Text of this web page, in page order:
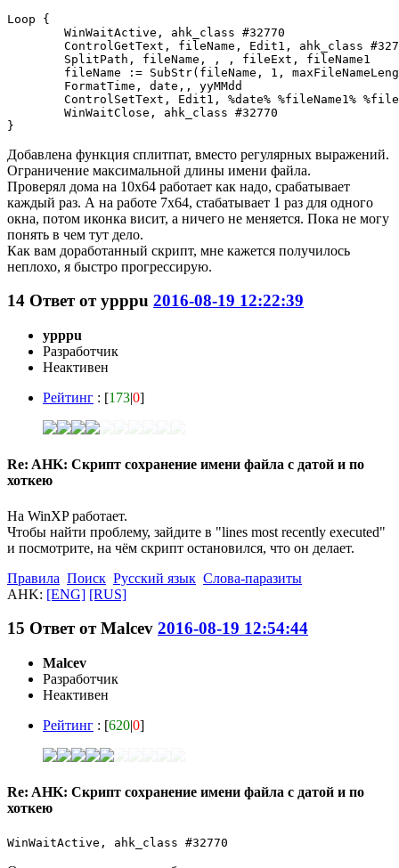
Loop {
Добавлена функция сплитпат, вместо регулярных выражений.
Ограничение максимальной длины имени файла.
Проверял дома на 10х64 работает как надо, срабатывает
каждый раз. А на работе 7х64, стабатывает 1 раз для одного
окна, потом иконка висит, а ничего не меняется. Пока не могу
понять в чем тут дело.
Как вам доработанный скрипт, мне кажется получилось
неплохо, я быстро прогрессирую.
14 Ответ отypppu 2016-08-19 12:22:39
ypppu
Разработчик
Неактивен
Рейтинг : [173|0]
Re: AHK: Скрипт сохранение имени файла с датой и по
хоткею
На WinXP работает.
Чтобы найти проблему, зайдите в "lines most recently executed"
и посмотрите, на чём скрипт остановился, что он делает.
Правила Поиск Русский язык Слова-паразиты
AHK: [ENG] [RUS]
15 Ответ отMalcev 2016-08-19 12:54:44
Malcev
Разработчик
Неактивен
Рейтинг : [620|0]
Re: AHK: Скрипт сохранение имени файла с датой и по
хоткею
WinWaitActive, ahk_class #32770